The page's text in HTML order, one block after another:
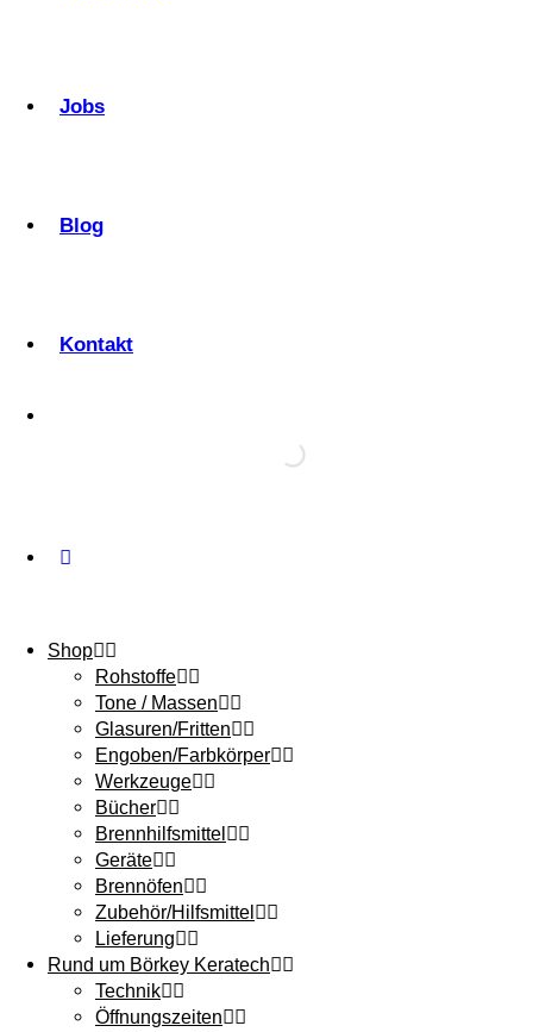
Jobs
Blog
Kontakt
Shop
Rohstoffe
Tone / Massen
Glasuren/Fritten
Engoben/Farbkörper
Werkzeuge
Bücher
Brennhilfsmittel
Geräte
Brennöfen
Zubehör/Hilfsmittel
Lieferung
Rund um Börkey Keratech
Technik
Öffnungszeiten